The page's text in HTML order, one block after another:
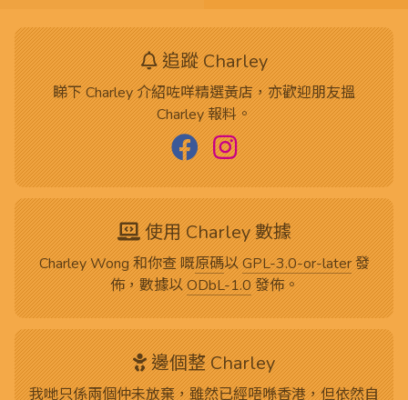
追蹤 Charley
睇下 Charley 介紹咗咩精選黃店，亦歡迎朋友搵
Charley 報料。
使用 Charley 數據
Charley Wong 和你查 嘅原碼以GPL-3.0-or-later發
佈，數據以ODbL-1.0發佈。
邊個整 Charley
我哋只係兩個仲未放棄，雖然已經唔喺香港，但依然自